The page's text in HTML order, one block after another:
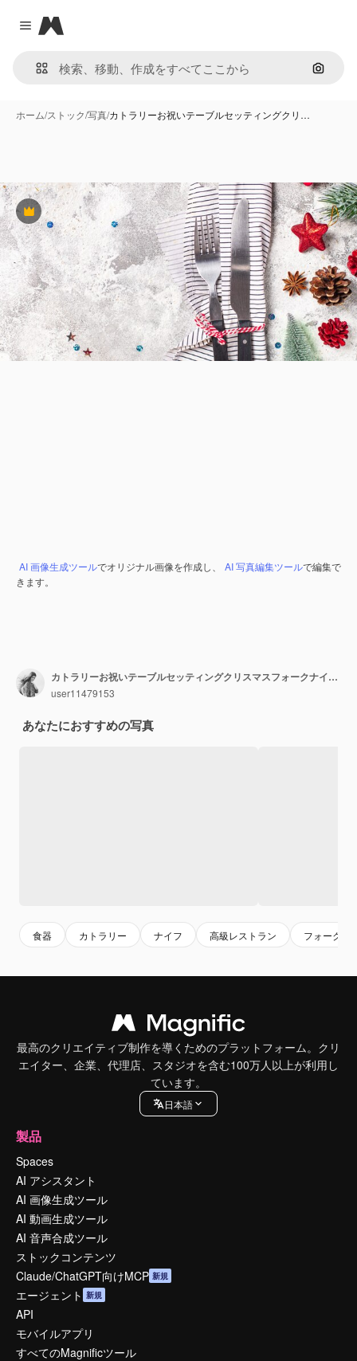
Close menu
Magnific
画像で
ホーム/ストック/写真/カトラリーお祝いテーブルセッティングクリ…
Premium
AI 画像生成ツールでオリジナル画像を作成し、 AI 写真編集ツールで編集で
きます。
カトラリーお祝いテーブルセッティングクリスマスフォークナイフ新年の食事をテーブルにコピースペースフード
user11479153
あなたにおすすめの写真
食器 カトラリー ナイフ 高級レストラン フォーク
最高のクリエイティブ制作を導くためのプラットフォーム。クリ
エイター、企業、代理店、スタジオを含む100万人以上が利用し
ています。
日本語
製品
Spaces
AI アシスタント
AI 画像生成ツール
AI 動画生成ツール
AI 音声合成ツール
ストックコンテンツ
Claude/ChatGPT向けMCP 新規
エージェント 新規
API
モバイルアプリ
すべてのMagnificツール